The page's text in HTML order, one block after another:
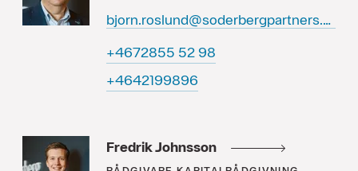
bjorn.roslund@soderbergpartners.se
89 25 5582764+
6989912464+
Fredrik Johnsson